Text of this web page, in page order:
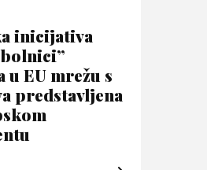
inicijativa
u EU mrežu s
predstavljena